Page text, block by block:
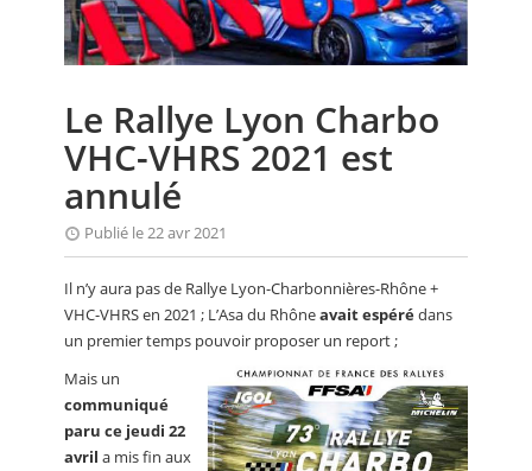
FOCUS
ANNUAIRES
PETITES ANNONCES
Le Rallye Lyon Charbo
VHC-VHRS 2021 est
annulé
Publié le 22 avr 2021
Il n’y aura pas de Rallye Lyon-Charbonnières-Rhône +
VHC-VHRS en 2021 ; L’Asa du Rhôneavait espérédans
un premier temps pouvoir proposer un report ;
Mais un
communiqué
paru ce jeudi 22
avril a mis fin aux